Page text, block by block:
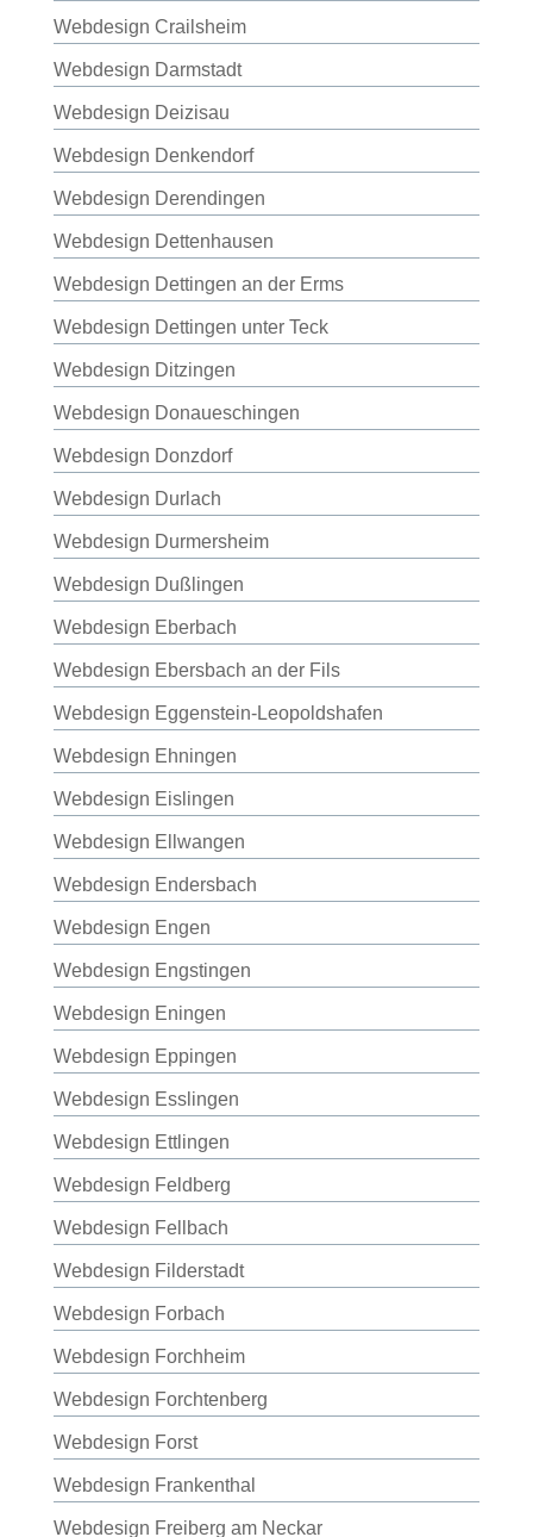
Webdesign Crailsheim
Webdesign Darmstadt
Webdesign Deizisau
Webdesign Denkendorf
Webdesign Derendingen
Webdesign Dettenhausen
Webdesign Dettingen an der Erms
Webdesign Dettingen unter Teck
Webdesign Ditzingen
Webdesign Donaueschingen
Webdesign Donzdorf
Webdesign Durlach
Webdesign Durmersheim
Webdesign Dußlingen
Webdesign Eberbach
Webdesign Ebersbach an der Fils
Webdesign Eggenstein-Leopoldshafen
Webdesign Ehningen
Webdesign Eislingen
Webdesign Ellwangen
Webdesign Endersbach
Webdesign Engen
Webdesign Engstingen
Webdesign Eningen
Webdesign Eppingen
Webdesign Esslingen
Webdesign Ettlingen
Webdesign Feldberg
Webdesign Fellbach
Webdesign Filderstadt
Webdesign Forbach
Webdesign Forchheim
Webdesign Forchtenberg
Webdesign Forst
Webdesign Frankenthal
Webdesign Freiberg am Neckar